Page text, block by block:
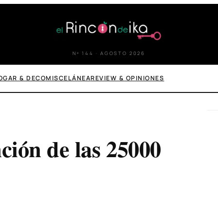
Nº 144 · AGOSTO 2026
& DECOMISCELÁNEAREVIEW & OPINIONES
de las 25000